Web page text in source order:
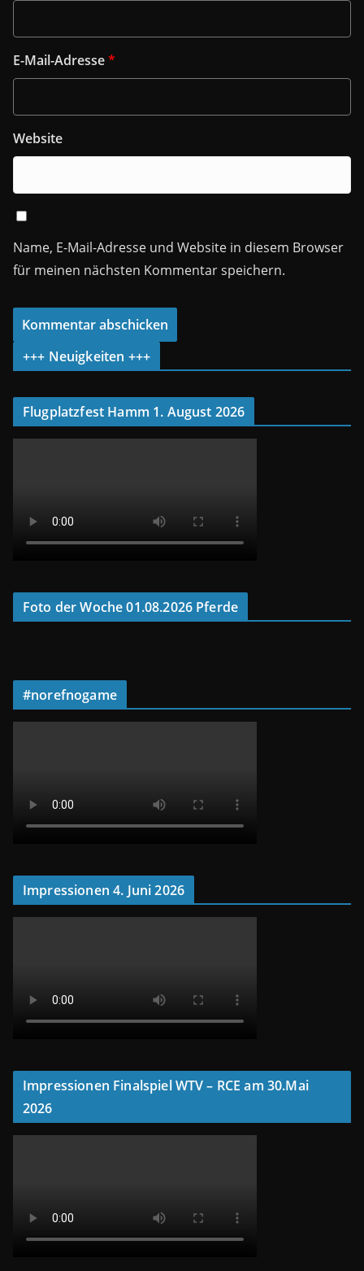
E-Mail-Adresse*
Website
Name, E-Mail-Adresse und Website in diesem Browser
für meinen nächsten Kommentar speichern.
+++ Neuigkeiten +++
Flugplatzfest Hamm 1. August 2026
Foto der Woche 01.08.2026 Pferde
#norefnogame
Impressionen 4. Juni 2026
Impressionen Finalspiel WTV – RCE am 30.Mai
2026